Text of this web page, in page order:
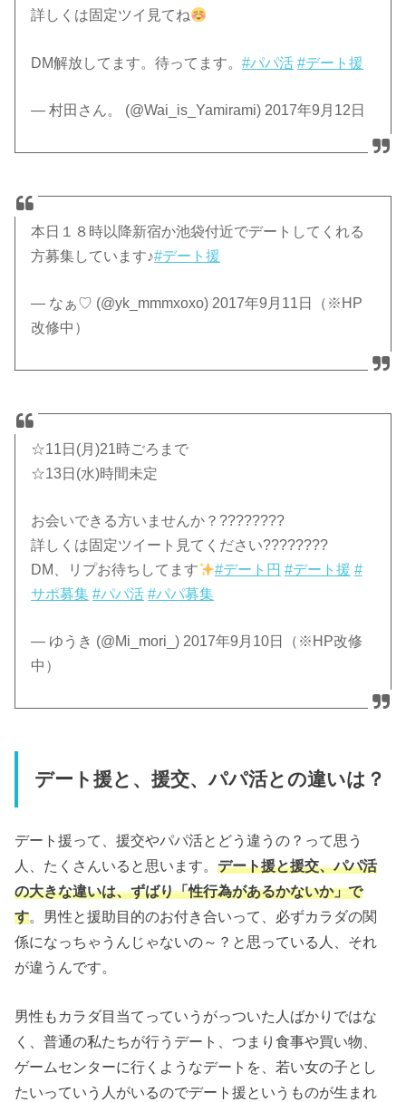
詳しくは固定ツイ見てね
DM解放してます。待ってます。#パパ活 #デート援
— 村田さん。 (@Wai_is_Yamirami) 2017年9月12日
本日１８時以降新宿か池袋付近でデートしてくれる
方募集しています♪#デート援
— なぁ♡ (@yk_mmmxoxo) 2017年9月11日（※HP
改修中）
☆11日(月)21時ごろまで
☆13日(水)時間未定
お会いできる方いませんか？????????
詳しくは固定ツイート見てください????????
DM、リプお待ちしてます
#デート円 #デート援 #
サポ募集 #パパ活 #パパ募集
— ゆうき (@Mi_mori_) 2017年9月10日（※HP改修
中）
デート援と、援交、パパ活との違いは？
デート援って、援交やパパ活とどう違うの？って思う
人、たくさんいると思います。デート援と援交、パパ活
の大きな違いは、ずばり「性行為があるかないか」で
す。男性と援助目的のお付き合いって、必ずカラダの関
係になっちゃうんじゃないの～？と思っている人、それ
が違うんです。
男性もカラダ目当てっていうがっついた人ばかりではな
く、普通の私たちが行うデート、つまり食事や買い物、
ゲームセンターに行くようなデートを、若い女の子とし
たいっていう人がいるのでデート援というものが生まれ